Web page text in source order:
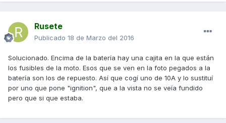
Rusete
Publicado 18 de Marzo del 2016
Solucionado. Encima de la batería hay una cajita en la que están
los fusibles de la moto. Esos que se ven en la foto pegados a la
batería son los de repuesto. Así que cogí uno de 10A y lo sustituí
por uno que pone "ignition", que a la vista no se veía fundido
pero que si que estaba.